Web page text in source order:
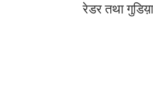
रेडर तथा